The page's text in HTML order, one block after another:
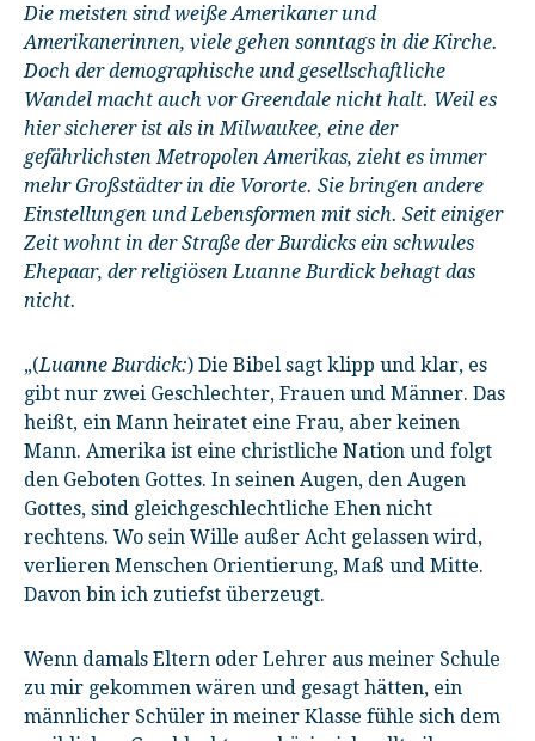
Die meisten sind weiße Amerikaner und
Amerikanerinnen, viele gehen sonntags in die Kirche.
Doch der demographische und gesellschaftliche
Wandel macht auch vor Greendale nicht halt. Weil es
hier sicherer ist als in Milwaukee, eine der
gefährlichsten Metropolen Amerikas, zieht es immer
mehr Großstädter in die Vororte. Sie bringen andere
Einstellungen und Lebensformen mit sich. Seit einiger
Zeit wohnt in der Straße der Burdicks ein schwules
Ehepaar, der religiösen Luanne Burdick behagt das
nicht.
„(Luanne Burdick:) Die Bibel sagt klipp und klar, es
gibt nur zwei Geschlechter, Frauen und Männer. Das
heißt, ein Mann heiratet eine Frau, aber keinen
Mann. Amerika ist eine christliche Nation und folgt
den Geboten Gottes. In seinen Augen, den Augen
Gottes, sind gleichgeschlechtliche Ehen nicht
rechtens. Wo sein Wille außer Acht gelassen wird,
verlieren Menschen Orientierung, Maß und Mitte.
Davon bin ich zutiefst überzeugt.
Wenn damals Eltern oder Lehrer aus meiner Schule
zu mir gekommen wären und gesagt hätten, ein
männlicher Schüler in meiner Klasse fühle sich dem